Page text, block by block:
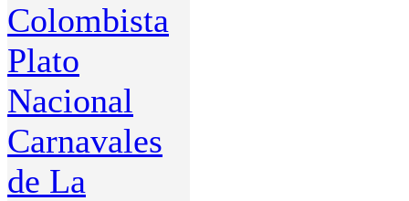
Colombista
Plato
Nacional
Carnavales
de La